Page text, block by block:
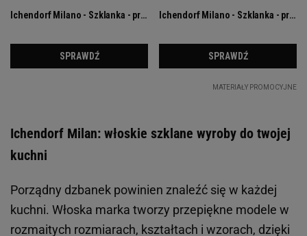
Ichendorf Milan: włoskie szklane wyroby do twojej
kuchni
Porządny dzbanek powinien znaleźć się w każdej
kuchni. Włoska marka tworzy przepiękne modele w
rozmaitych rozmiarach, kształtach i wzorach, dzięki